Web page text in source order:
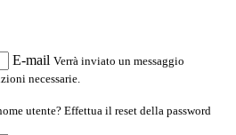
E-mail Verrà inviato un messaggio
necessarie.
utente? Effettua il reset della password